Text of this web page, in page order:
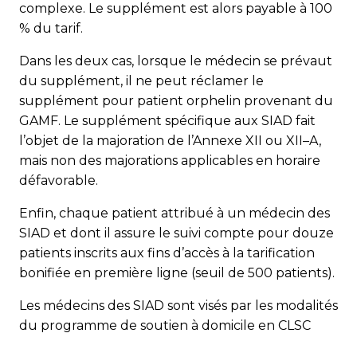
complexe. Le supplément est alors payable à 100
% du tarif.
Dans les deux cas, lorsque le médecin se prévaut
du supplément, il ne peut réclamer le
supplément pour patient orphelin provenant du
GAMF. Le supplément spécifique aux SIAD fait
l’objet de la majoration de l’Annexe XII ou XII–A,
mais non des majorations applicables en horaire
défavorable.
Enfin, chaque patient attribué à un médecin des
SIAD et dont il assure le suivi compte pour douze
patients inscrits aux fins d’accès à la tarification
bonifiée en première ligne (seuil de 500 patients).
Les médecins des SIAD sont visés par les modalités
du programme de soutien à domicile en CLSC